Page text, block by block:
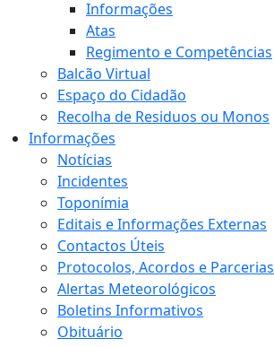
Informações
Atas
Regimento e Competências
Balcão Virtual
Espaço do Cidadão
Recolha de Residuos ou Monos
Informações
Notícias
Incidentes
Toponímia
Editais e Informações Externas
Contactos Úteis
Protocolos, Acordos e Parcerias
Alertas Meteorológicos
Boletins Informativos
Obituário